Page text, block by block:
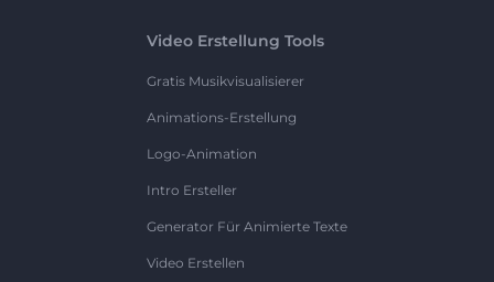
Video Erstellung Tools
Gratis Musikvisualisierer
Animations-Erstellung
Logo-Animation
Intro Ersteller
Generator Für Animierte Texte
Video Erstellen